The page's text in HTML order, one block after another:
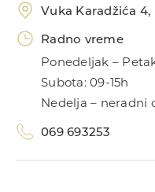
Vuka Karadžića 4,
Radno vreme
Ponedeljak –
Subota: 09-15h
Nedelja – neradni
069 693253